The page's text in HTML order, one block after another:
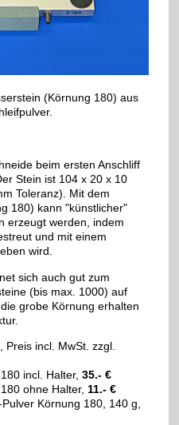
(Körnung 180) aus
beim ersten Anschliff
Stein ist 104 x 20 x 10
Toleranz). Mit dem
180) kann "künstlicher"
erzeugt werden, indem
und mit einem
wird.
sich auch gut zum
(bis max. 1000) auf
grobe Körnung erhalten
Preis incl. MwSt. zzgl.
incl. Halter,35.- €
ohne Halter, 11.- €
Körnung 180, 140 g,